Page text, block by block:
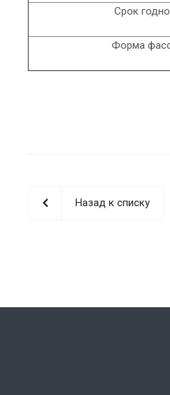
Срок
Форма
Назад к списку